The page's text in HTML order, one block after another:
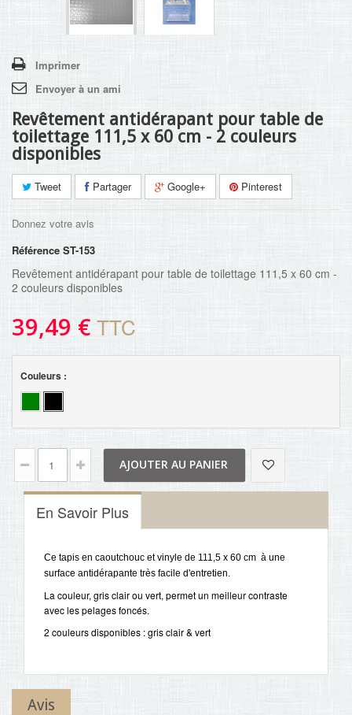
Imprimer
Envoyer à un ami
Revêtement antidérapant pour table de
toilettage 111,5 x 60 cm - 2 couleurs
disponibles
Tweet Partager Google+ Pinterest
Donnez votre avis
Référence ST-153
Revêtement antidérapant pour table de toilettage 111,5 x 60 cm -
2 couleurs disponibles
39,49 € TTC
Couleurs :
AJOUTER AU PANIER
En Savoir Plus
Ce tapis en caoutchouc et vinyle de 111,5 x 60 cm à une
surface antidérapante très facile d'entretien.
La couleur, gris clair ou vert, permet un meilleur contraste
avec les pelages foncés.
2 couleurs disponibles : gris clair & vert
Avis